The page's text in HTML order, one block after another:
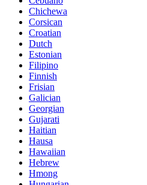
Chichewa
Corsican
Croatian
Dutch
Estonian
Filipino
Finnish
Frisian
Galician
Georgian
Gujarati
Haitian
Hausa
Hawaiian
Hebrew
Hmong